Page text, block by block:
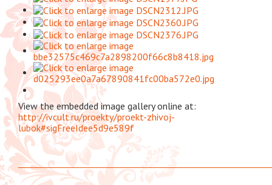
View the embedded image gallery online at:
http://ivcult.ru/proekty/proekt-zhivoj-
lubok#sigFreeIdee5d9e589f